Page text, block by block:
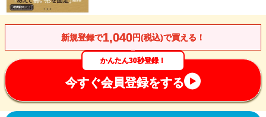
新規登録で1,040円(税込)で買える！
かんたん30秒登録！
今すぐ会員登録をする